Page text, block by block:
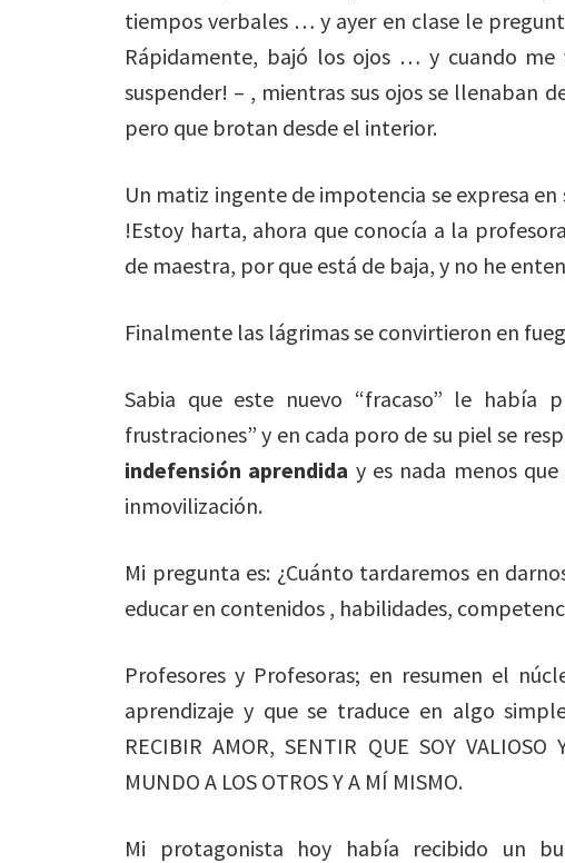
tiempos verbales … y ayer en clase le
Rápidamente, bajó los ojos … y cuando
suspender! – , mientras sus ojos se llenaban
pero que brotan desde el interior.
Un matiz ingente de impotencia se expresa
!Estoy harta, ahora que conocía a la
de maestra, por que está de baja, y no he
Finalmente las lágrimas se convirtieron en
Sabia que este nuevo “fracaso” le había
frustraciones” y en cada poro de su piel se
indefensión aprendida y es nada menos
inmovilización.
Mi pregunta es: ¿Cuánto tardaremos en
educar en contenidos , habilidades,
Profesores y Profesoras; en resumen el
aprendizaje y que se traduce en algo
RECIBIR AMOR, SENTIR QUE SOY
MUNDO A LOS OTROS Y A MÍ MISMO.
Mi protagonista hoy había recibido un